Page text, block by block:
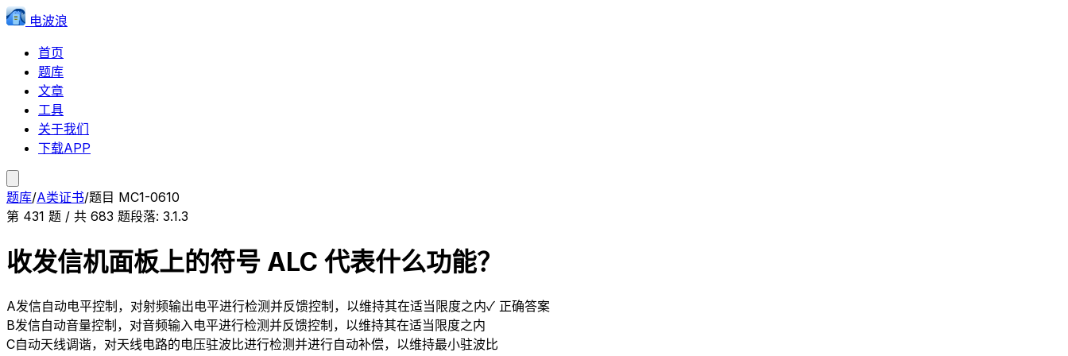
电波浪
首页
题库
文章
工具
关于我们
下载APP
题库/A类证书/题目 MC1-0610
第 431 题 / 共 683 题段落: 3.1.3
收发信机面板上的符号 ALC 代表什么功能？
A发信自动电平控制，对射频输出电平进行检测并反馈控制，以维持其在适当限度之内✓ 正确答案
B发信自动音量控制，对音频输入电平进行检测并反馈控制，以维持其在适当限度之内
C自动天线调谐，对天线电路的电压驻波比进行检测并进行自动补偿，以维持最小驻波比